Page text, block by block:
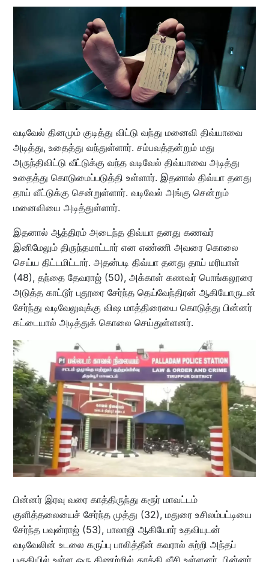
வடிவேல் தினமும் குடித்து விட்டு வந்து மனைவி திவ்யாவை
அடித்து, உதைத்து வந்துள்ளார். சம்பவத்தன்றும் மது
அருந்திவிட்டு வீட்டுக்கு வந்த வடிவேல் திவ்யாவை அடித்து
உதைத்து கொடுமைப்படுத்தி உள்ளார். இதனால் திவ்யா தனது
தாய் வீட்டுக்கு சென்றுள்ளார். வடிவேல் அங்கு சென்றும்
மனைவியை அடித்துள்ளார்.
இதனால் ஆத்திரம் அடைந்த திவ்யா தனது கணவர்
இனிமேலும் திருந்தமாட்டார் என எண்ணி அவரை கொலை
செய்ய திட்டமிட்டார். அதன்படி திவ்யா தனது தாய் மரியாள்
(48), தந்தை தேவராஜ் (50), அக்காள் கணவர் பொங்கலூரை
அடுத்த காட்டூர் புதூரை சேர்ந்த தெய்வேந்திரன் ஆகியோருடன்
சேர்ந்து வடிவேலுவுக்கு விஷ மாத்திரையை கொடுத்து பின்னர்
கட்டையால் அடித்துக் கொலை செய்துள்ளனர்.
பின்னர் இரவு வரை காத்திருந்து கரூர் மாவட்டம்
குளித்தலையைச் சேர்ந்த முத்து (32), மதுரை உசிலம்பட்டியை
சேர்ந்த பவுன்ராஜ் (53), பாலாஜி ஆகியோர் உதவியுடன்
வடிவேலின் உடலை கருப்பு பாலித்தீன் கவரால் சுற்றி அந்தப்
பகுதியில் உள்ள ஒரு கிணற்றில் தூக்கி வீசி உள்ளனர். பின்னர்